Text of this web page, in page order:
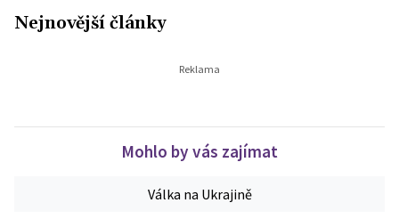
Nejnovější články
Mohlo by vás zajímat
Válka na Ukrajině